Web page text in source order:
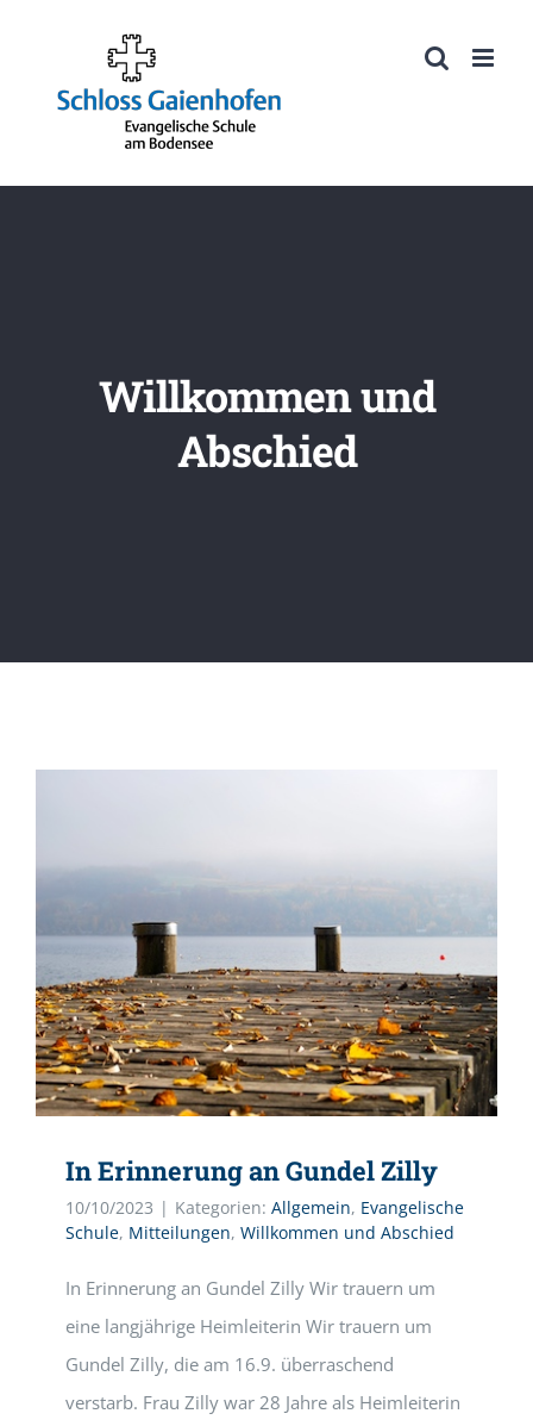
Werkzeugleiste öffnen
springen
Willkommen und
Abschied
In Erinnerung an Gundel Zilly
10/10/2023 | Kategorien: Allgemein, Evangelische
Schule, Mitteilungen, Willkommen und Abschied
In Erinnerung an Gundel Zilly Wir trauern um
eine langjährige Heimleiterin Wir trauern um
Gundel Zilly, die am 16.9. überraschend
verstarb. Frau Zilly war 28 Jahre als Heimleiterin